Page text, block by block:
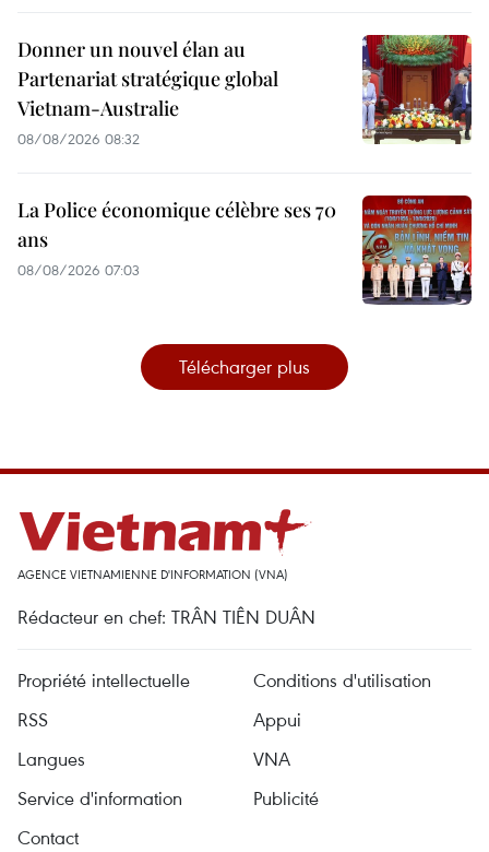
Donner un nouvel élan au
Partenariat stratégique global
Vietnam-Australie
08/08/2026 08:32
La Police économique célèbre ses 70
ans
08/08/2026 07:03
Télécharger plus
AGENCE VIETNAMIENNE D'INFORMATION (VNA)
Rédacteur en chef: TRÂN TIÊN DUÂN
Propriété intellectuelle
Conditions d'utilisation
RSS
Appui
Langues
VNA
Service d'information
Publicité
Contact